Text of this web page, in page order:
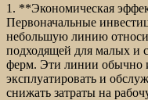
1. **Экономическая
Первоначальные
небольшую линию
подходящей для малых и
ферм. Эти линии обычно
эксплуатировать и
снижать затраты на